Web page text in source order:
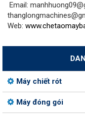
Email:
Web:
Máy chiết rót
Máy đóng gói